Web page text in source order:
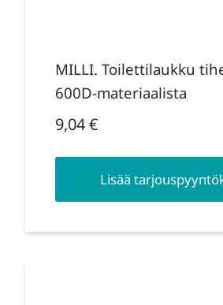
MILLI. Toilettilaukku
600D-materiaalista
9,04€
Lisää